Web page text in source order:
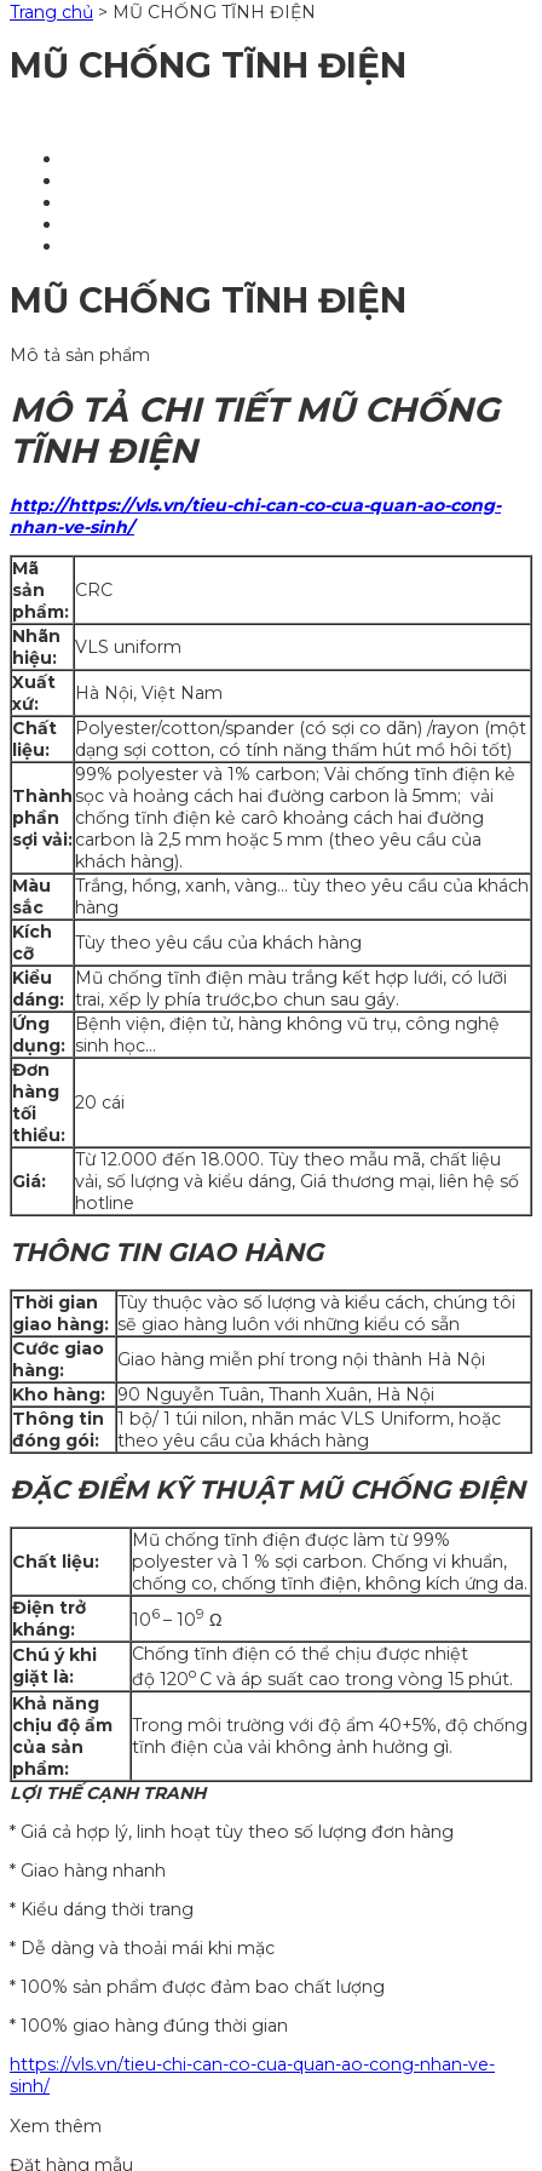
Trang chủ > MŨ CHỐNG TĨNH ĐIỆN
MŨ CHỐNG TĨNH ĐIỆN
MŨ CHỐNG TĨNH ĐIỆN
Mô tả sản phẩm
MÔ TẢ CHI TIẾT MŨ CHỐNG
TĨNH ĐIỆN
http://https://vls.vn/tieu-chi-can-co-cua-quan-ao-cong-
nhan-ve-sinh/
Mã
sản
phẩm:
CRC
Nhãn
hiệu:
VLS uniform
Xuất
xứ:
Hà Nội, Việt Nam
Chất
liệu:
Polyester/cotton/spander (có sợi co dãn) /rayon (một
dạng sợi cotton, có tính năng thấm hút mồ hôi tốt)
Thành
phần
sợi vải:
99% polyester và 1% carbon; Vải chống tĩnh điện kẻ
sọc và hoảng cách hai đường carbon là 5mm; vải
chống tĩnh điện kẻ carô khoảng cách hai đường
carbon là 2,5 mm hoặc 5 mm (theo yêu cầu của
khách hàng).
Màu
sắc
Trắng, hồng, xanh, vàng… tùy theo yêu cầu của khách
hàng
Kích
cỡ
Tùy theo yêu cầu của khách hàng
Kiểu
dáng:
Mũ chống tĩnh điện màu trắng kết hợp lưới, có lưỡi
trai, xếp ly phía trước,bo chun sau gáy.
Ứng
dụng:
Bệnh viện, điện tử, hàng không vũ trụ, công nghệ
sinh học…
Đơn
hàng
tối
thiểu:
20 cái
Giá:
Từ 12.000 đến 18.000. Tùy theo mẫu mã, chất liệu
vải, số lượng và kiểu dáng, Giá thương mại, liên hệ số
hotline
THÔNG TIN GIAO HÀNG
Thời gian
giao hàng:
Tùy thuộc vào số lượng và kiểu cách, chúng tôi
sẽ giao hàng luôn với những kiểu có sẵn
Cước giao
hàng:
Giao hàng miễn phí trong nội thành Hà Nội
Kho hàng:
90 Nguyễn Tuân, Thanh Xuân, Hà Nội
Thông tin
đóng gói:
1 bộ/ 1 túi nilon, nhãn mác VLS Uniform, hoặc
theo yêu cầu của khách hàng
ĐẶC ĐIỂM KỸ THUẬT MŨ CHỐNG ĐIỆN
Chất liệu:
Mũ chống tĩnh điện được làm từ 99%
polyester và 1 % sợi carbon. Chống vi khuẩn,
chống co, chống tĩnh điện, không kích ứng da.
Điện trở
kháng:
106 – 109 Ω
Chú ý khi
giặt là:
Chống tĩnh điện có thể chịu được nhiệt
độ 120o C và áp suất cao trong vòng 15 phút.
Khả năng
chịu độ ẩm
của sản
phẩm:
Trong môi trường với độ ẩm 40+5%, độ chống
tĩnh điện của vải không ảnh hưởng gì.
LỢI THẾ CẠNH TRANH
* Giá cả hợp lý, linh hoạt tùy theo số lượng đơn hàng
* Giao hàng nhanh
* Kiểu dáng thời trang
* Dễ dàng và thoải mái khi mặc
* 100% sản phẩm được đảm bao chất lượng
* 100% giao hàng đúng thời gian
https://vls.vn/tieu-chi-can-co-cua-quan-ao-cong-nhan-ve-
sinh/
Xem thêm
Đặt hàng mẫu